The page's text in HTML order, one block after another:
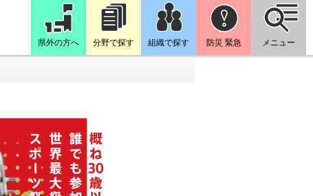
県外の方へ 分野で探す 組織で探す 防災 緊急 メニュー